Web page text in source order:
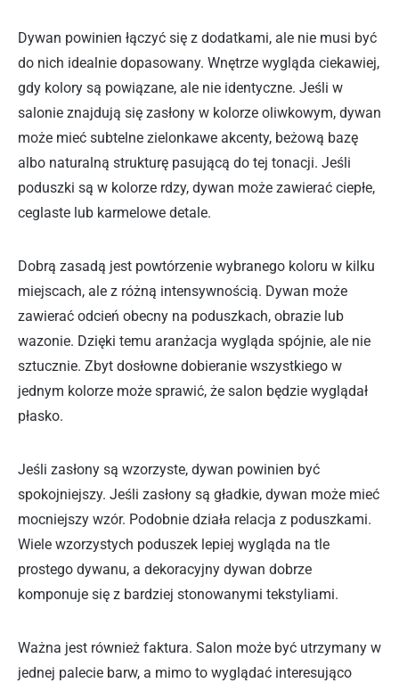
Dywan powinien łączyć się z dodatkami, ale nie musi być
do nich idealnie dopasowany. Wnętrze wygląda ciekawiej,
gdy kolory są powiązane, ale nie identyczne. Jeśli w
salonie znajdują się zasłony w kolorze oliwkowym, dywan
może mieć subtelne zielonkawe akcenty, beżową bazę
albo naturalną strukturę pasującą do tej tonacji. Jeśli
poduszki są w kolorze rdzy, dywan może zawierać ciepłe,
ceglaste lub karmelowe detale.
Dobrą zasadą jest powtórzenie wybranego koloru w kilku
miejscach, ale z różną intensywnością. Dywan może
zawierać odcień obecny na poduszkach, obrazie lub
wazonie. Dzięki temu aranżacja wygląda spójnie, ale nie
sztucznie. Zbyt dosłowne dobieranie wszystkiego w
jednym kolorze może sprawić, że salon będzie wyglądał
płasko.
Jeśli zasłony są wzorzyste, dywan powinien być
spokojniejszy. Jeśli zasłony są gładkie, dywan może mieć
mocniejszy wzór. Podobnie działa relacja z poduszkami.
Wiele wzorzystych poduszek lepiej wygląda na tle
prostego dywanu, a dekoracyjny dywan dobrze
komponuje się z bardziej stonowanymi tekstyliami.
Ważna jest również faktura. Salon może być utrzymany w
jednej palecie barw, a mimo to wyglądać interesująco